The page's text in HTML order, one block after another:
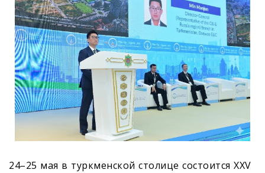
24–25 мая в туркменской столице состоится XXV